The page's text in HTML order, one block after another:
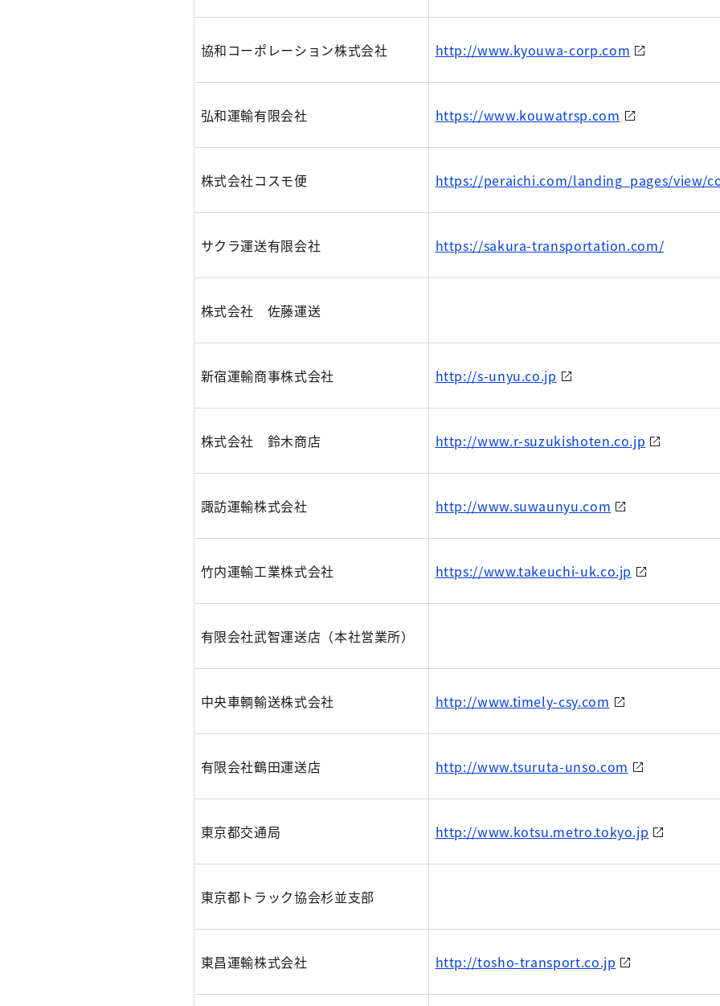
協和コーポレーション株式会社 http://www.kyouwa-corp.com
弘和運輸有限会社 https://www.kouwatrsp.com
株式会社コスモ便 https://peraichi.com/landing_pages/view/
サクラ運送有限会社 https://sakura-transportation.com/
株式会社 佐藤運送
新宿運輸商事株式会社 http://s-unyu.co.jp
株式会社 鈴木商店 http://www.r-suzukishoten.co.jp
諏訪運輸株式会社 http://www.suwaunyu.com
竹内運輸工業株式会社 https://www.takeuchi-uk.co.jp
有限会社武智運送店（本社営業所）
中央車輌輸送株式会社 http://www.timely-csy.com
有限会社鶴田運送店 http://www.tsuruta-unso.com
東京都交通局 http://www.kotsu.metro.tokyo.jp
東京都トラック協会杉並支部
東昌運輸株式会社 http://tosho-transport.co.jp